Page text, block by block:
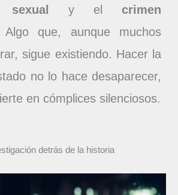
sexual
y el crimen
que, aunque muchos
sigue existiendo. Hacer la
no lo hace desaparecer,
en cómplices silenciosos.
detrás de la historia